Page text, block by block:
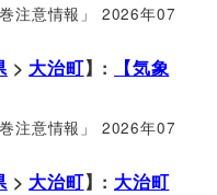
注意情報」 2026年07
> 大治町】:
【気象
注意情報」 2026年07
> 大治町】: 大治町